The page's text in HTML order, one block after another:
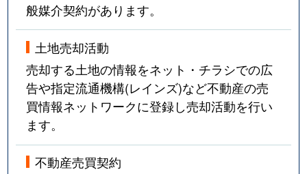
般媒介契約があります。
土地売却活動
売却する土地の情報をネット・チラシでの広
告や指定流通機構(レインズ)など不動産の売
買情報ネットワークに登録し売却活動を行い
ます。
不動産売買契約